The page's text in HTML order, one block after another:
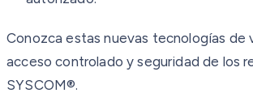
Conozca estas nuevas tecnologías de
acceso controlado y seguridad de los
SYSCOM®.